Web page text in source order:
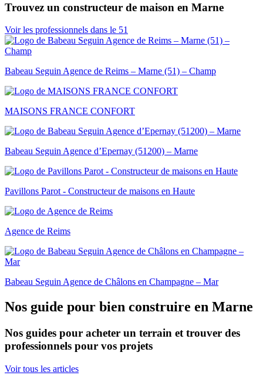
Trouvez un constructeur de maison en Marne
Voir les professionnels dans le 51
Babeau Seguin Agence de Reims – Marne (51) – Champ
MAISONS FRANCE CONFORT
Babeau Seguin Agence d’Epernay (51200) – Marne
Pavillons Parot - Constructeur de maisons en Haute
Agence de Reims
Babeau Seguin Agence de Châlons en Champagne – Mar
Nos guide pour bien construire en Marne
Nos guides pour acheter un terrain et trouver des
professionnels pour vos projets
Voir tous les articles